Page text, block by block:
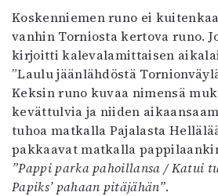
Koskenniemen runo ei
vanhin Torniosta kertova runo.
kirjoitti kalevalamittaisen
”Laulu jäänlähdöstä
Keksin runo kuvaa nimensä
kevättulvia ja niiden
tuhoa matkalla Pajalasta
pakkaavat matkalla
”Pappi parka pahoillansa / Katui
Papiks’ pahaan pitäjähän”.